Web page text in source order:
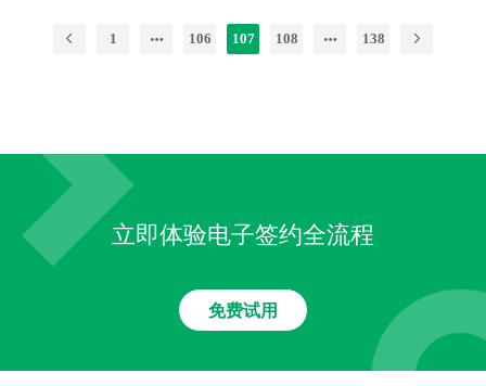
1 106 107 108 138
立即体验电子签约全流程
免费试用